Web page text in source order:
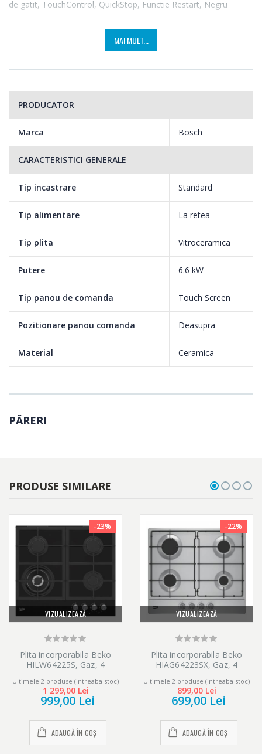
de gatit, TouchControl, QuickStop, Functie Restart, Negru
MAI MULT...
PRODUCATOR
Marca Bosch
CARACTERISTICI GENERALE
Tip incastrare Standard
Tip alimentare La retea
Tip plita Vitroceramica
Putere 6.6 kW
Tip panou de comanda Touch Screen
Pozitionare panou comanda Deasupra
Material Ceramica
PĂRERI
PRODUSE SIMILARE
VIZUALIZEAZĂ
-23%
Plita incorporabila Beko
HILW64225S, Gaz, 4
cm, Sticla neagra
Ultimele 2 produse (intreaba stoc)
1 299,00 Lei
999,00 Lei
ADAUGĂ ÎN COȘ
VIZUALIZEAZĂ
-22%
Plita incorporabila Beko
HIAG64223SX, Gaz, 4
Ultimele 2 produse (intreaba stoc)
899,00 Lei
699,00 Lei
ADAUGĂ ÎN COȘ